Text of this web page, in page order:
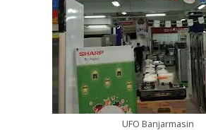
UFO Banjarmasin